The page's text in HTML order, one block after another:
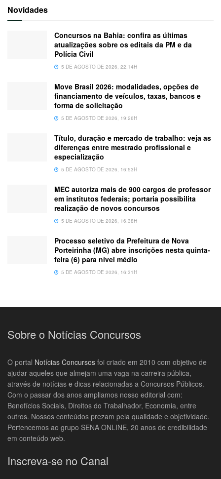
Novidades
Concursos na Bahia: confira as últimas
atualizações sobre os editais da PM e da
Polícia Civil
5 DE AGOSTO DE 2026, 22:14H
Move Brasil 2026: modalidades, opções de
financiamento de veículos, taxas, bancos e
forma de solicitação
5 DE AGOSTO DE 2026, 19:26H
Título, duração e mercado de trabalho: veja as
diferenças entre mestrado profissional e
especialização
5 DE AGOSTO DE 2026, 16:53H
MEC autoriza mais de 900 cargos de professor
em institutos federais; portaria possibilita
realização de novos concursos
5 DE AGOSTO DE 2026, 16:38H
Processo seletivo da Prefeitura de Nova
Porteirinha (MG) abre inscrições nesta quinta-
feira (6) para nível médio
5 DE AGOSTO DE 2026, 16:31H
Sobre o Notícias Concursos
O portal Notícias Concursos foi criado em 2010 com objetivo de
ajudar aqueles que almejam uma vaga na carreira pública,
através de notícias e dicas relacionadas a Concursos Públicos.
Com o passar dos anos ampliamos nosso editorial com:
Benefícios Sociais, Direitos do Trabalhador, Economia, entre
outros. Nossos conteúdos prezam pela qualidade e objetividade.
Pertencemos ao grupo SENA ONLINE, 20 anos de credibilidade
em conteúdo web.
Inscreva-se no Canal